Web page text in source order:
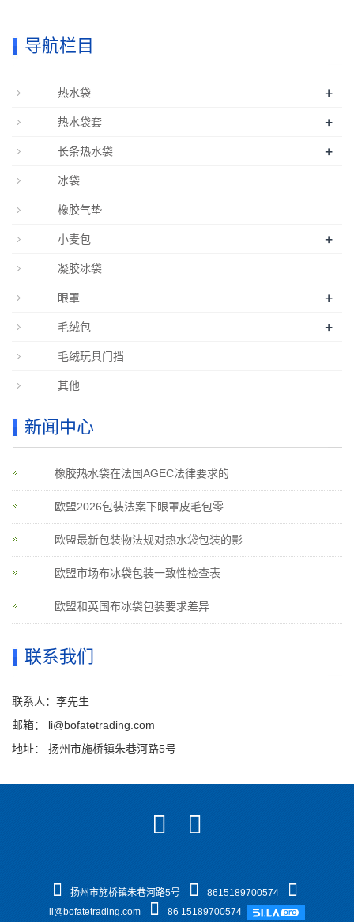
导航栏目
热水袋 +
热水袋套 +
长条热水袋 +
冰袋
橡胶气垫
小麦包 +
凝胶冰袋
眼罩 +
毛绒包 +
毛绒玩具门挡
其他
新闻中心
橡胶热水袋在法国AGEC法律要求的
欧盟2026包装法案下眼罩皮毛包零
欧盟最新包装物法规对热水袋包装的影
欧盟市场布冰袋包装一致性检查表
欧盟和英国布冰袋包装要求差异
联系我们
联系人：李先生
邮箱：
li@bofatetrading.com
地址： 扬州市施桥镇朱巷河路5号
扬州市施桥镇朱巷河路5号
8615189700574
li@bofatetrading.com
86 15189700574